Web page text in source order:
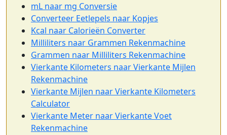
mL naar mg Conversie
Converteer Eetlepels naar Kopjes
Kcal naar Calorieën Converter
Milliliters naar Grammen Rekenmachine
Grammen naar Milliliters Rekenmachine
Vierkante Kilometers naar Vierkante Mijlen
Rekenmachine
Vierkante Mijlen naar Vierkante Kilometers
Calculator
Vierkante Meter naar Vierkante Voet
Rekenmachine